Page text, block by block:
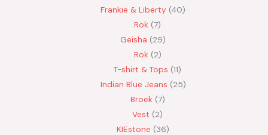
Frankie & Liberty 40
Rok 7
Geisha
29
Rok 2
T-shirt & Tops 11
Indian Blue Jeans 25
Broek 7
Vest
2
KIEstone
36